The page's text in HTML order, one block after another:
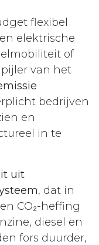
flexibel
elektrische
of
van het
bedrijven
en
in te
uit
, dat in
CO₂-heffing
diesel en
fors duurder,